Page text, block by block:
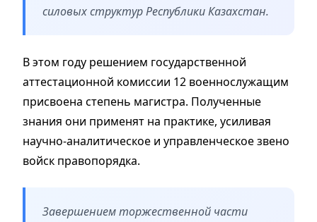
силовых структур Республики Казахстан.
В этом году решением государственной
аттестационной комиссии 12 военнослужащим
присвоена степень магистра. Полученные
знания они применят на практике, усиливая
научно-аналитическое и управленческое звено
войск правопорядка.
Завершением торжественной части